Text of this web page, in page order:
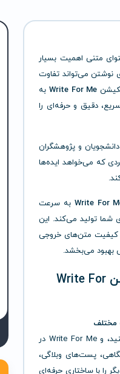
متنی اهمیت بسیار
نوشتن می‌تواند تفاوت
Write For Meبه
دقیق و حرفه‌ای را
و پژوهشگران
فردی که می‌خواهد ایده‌ها
Write For به سرعت
شما تولید می‌کند. این
کیفیت متن‌های خروجی
بهبود می‌بخشد.
ویژگی‌های برجسته و کلیدی اپلیکیشن Write For
مختلف
کافی است موضوع یا کلیدواژه مورد نظر خود را وارد کنید، و Write For Me در
پست‌های وبلاگی،
را با ساختاری حرفه‌ای